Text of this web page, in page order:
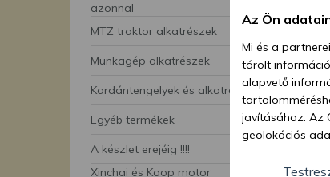
azonnal
MTZ traktor alkatrészek
Munkagép alkatrészek
Kardántengelyek és alkatrészei
Egyéb termékek
A készlet erejéig !!!!
Xinchai és Koop motor
Az Ön
Mi és a
tárolt
alapvető
javításához. Az
geolokációs
hozzájárulhat
lehetőségként